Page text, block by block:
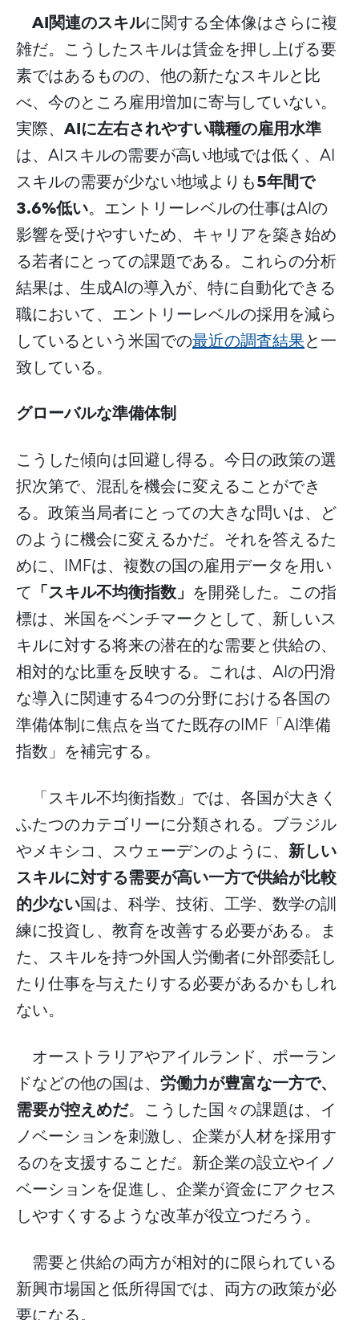
AI関連のスキルに関する全体像はさらに複
雑だ。こうしたスキルは賃金を押し上げる要
素ではあるものの、他の新たなスキルと比
べ、今のところ雇用増加に寄与していない。
実際、 AIに左右されやすい職種の雇用水準
は、 AIスキルの需要が高い地域では低く、 AI
スキルの需要が少ない地域よりも5年間で
3.6%低い。エントリーレベルの仕事はAIの
影響を受けやすいため、キャリアを築き始め
る若者にとっての課題である。これらの分析
結果は、生成AIの導入が、特に自動化できる
職において、エントリーレベルの採用を減ら
しているという米国での最近の調査結果と一
致している。
グローバルな準備体制
こうした傾向は回避し得る。今日の政策の選
択次第で、混乱を機会に変えることができ
る。政策当局者にとっての大きな問いは、ど
のように機会に変えるかだ。それを答えるた
めに、 IMFは、複数の国の雇用データを用い
て
「スキル不均衡指数」 を開発した。この指
標は、米国をベンチマークとして、新しいス
キルに対する将来の潜在的な需要と供給の、
相対的な比重を反映する。これは、 AIの円滑
な導入に関連する4つの分野における各国の
準備体制に焦点を当てた既存のIMF 「 AI準備
指数」を補完する。
「スキル不均衡指数」では、各国が大きく
ふたつのカテゴリーに分類される。ブラジル
やメキシコ、スウェーデンのように、 新しい
スキルに対する需要が高い一方で供給が比較
的少ない国は、科学、技術、工学、数学の訓
練に投資し、教育を改善する必要がある。ま
た、スキルを持つ外国人労働者に外部委託し
たり仕事を与えたりする必要があるかもしれ
ない。
オーストラリアやアイルランド、ポーラン
ドなどの他の国は、 労働力が豊富な一方で、
需要が控えめだ。こうした国々の課題は、イ
ノベーションを刺激し、企業が人材を採用す
るのを支援することだ。新企業の設立やイノ
ベーションを促進し、企業が資金にアクセス
しやすくするような改革が役立つだろう。
需要と供給の両方が相対的に限られている
新興市場国と低所得国では、両方の政策が必
要になる。